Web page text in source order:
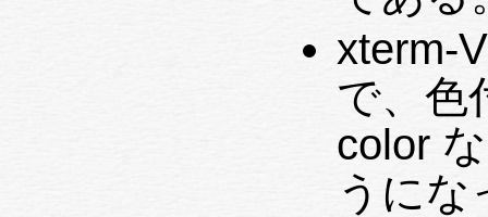
xterm-
で、色
color
うにな